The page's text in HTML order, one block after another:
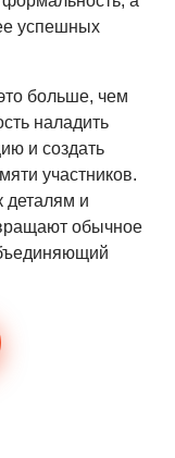
успешных
больше, чем
наладить
и создать
участников.
деталям и
обычное